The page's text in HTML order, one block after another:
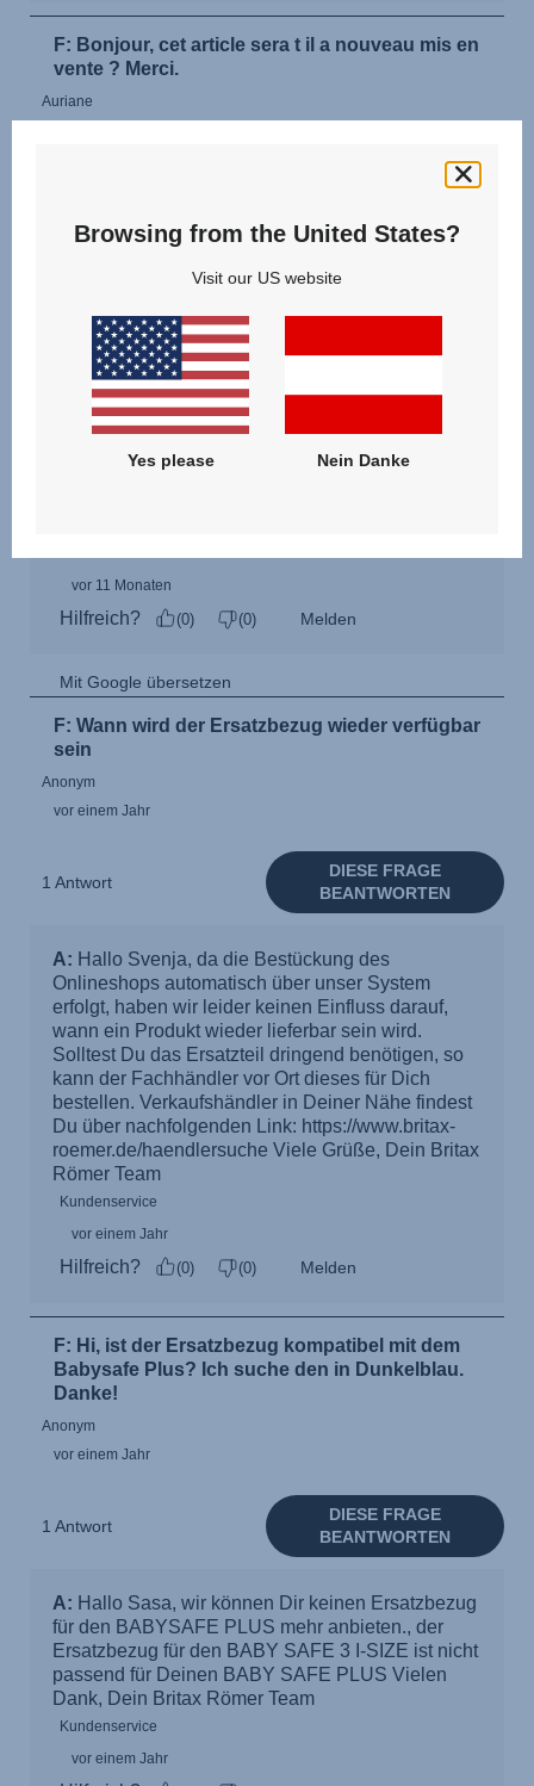
Browsing from the United States?
Visit our US website
Yes please Nein Danke